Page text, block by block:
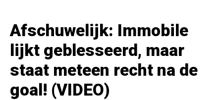
Afschuwelijk: Immobile
lijkt geblesseerd, maar
staat meteen recht na de
goal! (VIDEO)